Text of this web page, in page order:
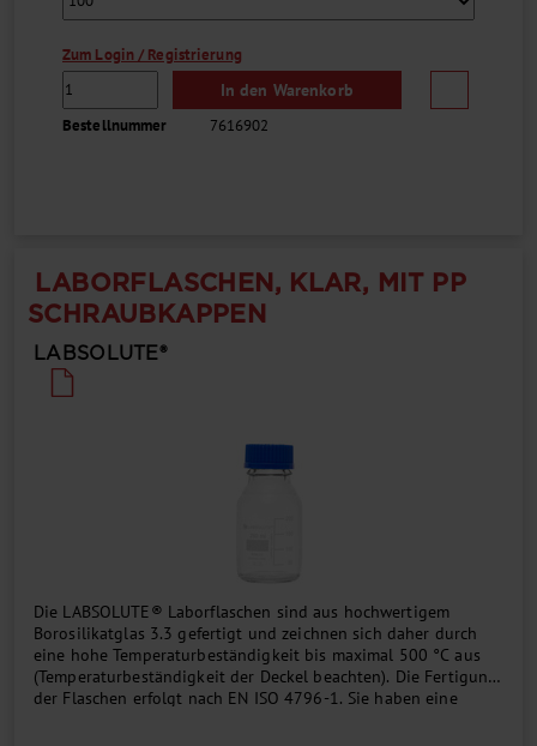
Zum Login / Registrierung
In den Warenkorb
Bestellnummer 7616902
LABORFLASCHEN, KLAR, MIT PP
SCHRAUBKAPPEN
LABSOLUTE®
Die LABSOLUTE® Laborflaschen sind aus hochwertigem
Borosilikatglas 3.3 gefertigt und zeichnen sich daher durch
eine hohe Temperaturbeständigkeit bis maximal 500 °C aus
(Temperaturbeständigkeit der Deckel beachten). Die Fertigung
der Flaschen erfolgt nach EN ISO 4796-1. Sie haben eine